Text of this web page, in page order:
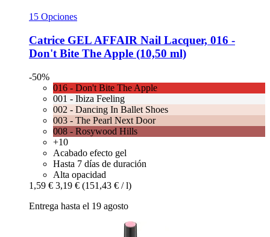
15 Opciones
Catrice GEL AFFAIR Nail Lacquer, 016 -​
Don't Bite The Apple (10,50 ml)
-50%
016 - Don't Bite The Apple
001 - Ibiza Feeling
002 - Dancing In Ballet Shoes
003 - The Pearl Next Door
008 - Rosywood Hills
+10
Acabado efecto gel
Hasta 7 días de duración
Alta opacidad
1,59 € 3,19 € (151,43 € / l)
Entrega hasta el 19 agosto